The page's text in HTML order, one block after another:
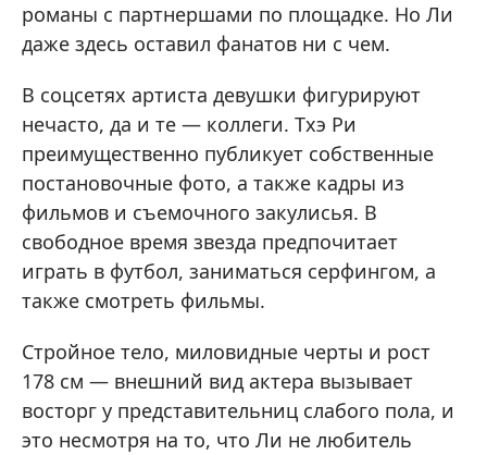
романы с партнершами по площадке. Но Ли
даже здесь оставил фанатов ни с чем.
В соцсетях артиста девушки фигурируют
нечасто, да и те — коллеги. Тхэ Ри
преимущественно публикует собственные
постановочные фото, а также кадры из
фильмов и съемочного закулисья. В
свободное время звезда предпочитает
играть в футбол, заниматься серфингом, а
также смотреть фильмы.
Стройное тело, миловидные черты и рост
178 см — внешний вид актера вызывает
восторг у представительниц слабого пола, и
это несмотря на то, что Ли не любитель